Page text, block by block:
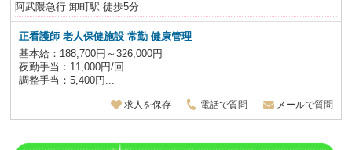
阿武隈急行 卸町駅 徒歩5分
正看護師 老人保健施設常勤 健康管理
基本給：188,700円～326,000円
夜勤手当：11,000円/回
調整手当：5,400円...
求人を保存 電話で質問 メールで質問